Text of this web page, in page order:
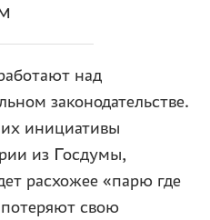
над
законодательстве.
инициативы
из Госдумы,
расхожее «парю где
потеряют свою